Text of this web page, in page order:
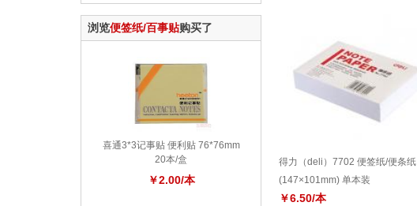
浏览便签纸/百事贴购买了
喜通3*3记事贴 便利贴 76*76mm
20本/盒
￥2.00/本
得力（deli）7702 便签纸/便条纸
(147×101mm) 单本装
￥6.50/本